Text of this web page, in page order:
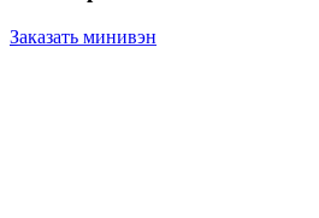
Заказать минивэн